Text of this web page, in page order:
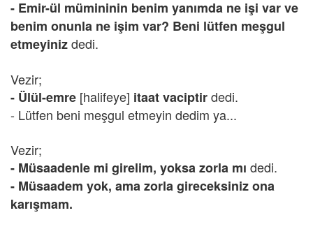
- Emir-ül mümininin benim yanımda ne işi var ve
benim onunla ne işim var? Beni lütfen meşgul
etmeyinizdedi.
Vezir;
- Ülül-emre [halifeye] itaat vaciptirdedi.
- Lütfen beni meşgul etmeyin dedim ya...
Vezir;
- Müsaadenle mi girelim, yoksa zorla mı dedi.
- Müsaadem yok, ama zorla gireceksiniz ona
karışmam.